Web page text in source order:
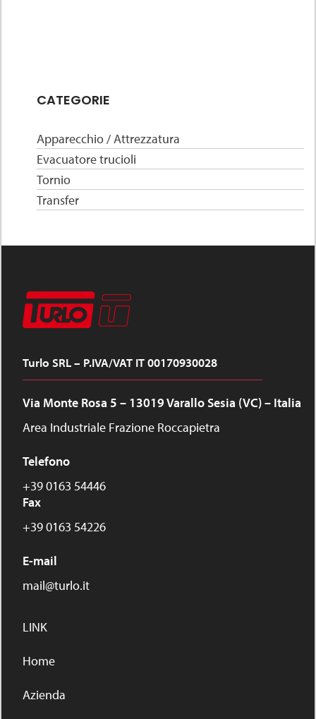
CATEGORIE
Apparecchio / Attrezzatura
Evacuatore trucioli
Tornio
Transfer
Turlo SRL – P.IVA/VAT IT 00170930028
Via Monte Rosa 5 – 13019 Varallo Sesia (VC) – Italia
Area Industriale Frazione Roccapietra
Telefono
+39 0163 54446
Fax
+39 0163 54226
E-mail
mail@turlo.it
LINK
Home
Azienda